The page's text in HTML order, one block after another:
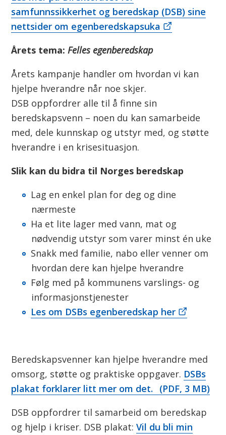
samfunnssikkerhet og beredskap (DSB) sine
nettsider om egenberedskapsuka
Årets tema:Felles egenberedskap
Årets kampanje handler om hvordan vi kan
hjelpe hverandre når noe skjer.
DSB oppfordrer alle til å finne sin
beredskapsvenn – noen du kan samarbeide
med, dele kunnskap og utstyr med, og støtte
hverandre i en krisesituasjon.
Slik kan du bidra til Norges beredskap
Lag en enkel plan for deg og dine
nærmeste
Ha et lite lager med vann, mat og
nødvendig utstyr som varer minst én uke
Snakk med familie, nabo eller venner om
hvordan dere kan hjelpe hverandre
Følg med på kommunens varslings- og
informasjonstjenester
Les om DSBs egenberedskap her
Beredskapsvenner kan hjelpe hverandre med
omsorg, støtte og praktiske oppgaver. DSBs
plakat forklarer litt mer om det.
(PDF, 3 MB)
DSB oppfordrer til samarbeid om beredskap
og hjelp i kriser. DSB plakat:Vil du bli min